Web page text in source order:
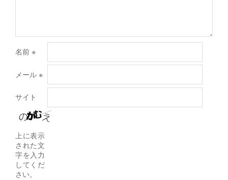
名前 ※
メール ※
サイト
上に表示
された文
字を入力
してくだ
さい。